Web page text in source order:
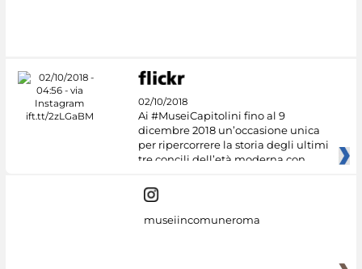
02/10/2018
Ai #MuseiCapitolini fino al 9
dicembre 2018 un’occasione unica
per ripercorrere la storia degli ultimi
tre concili dell’età moderna con
museiincomuneroma